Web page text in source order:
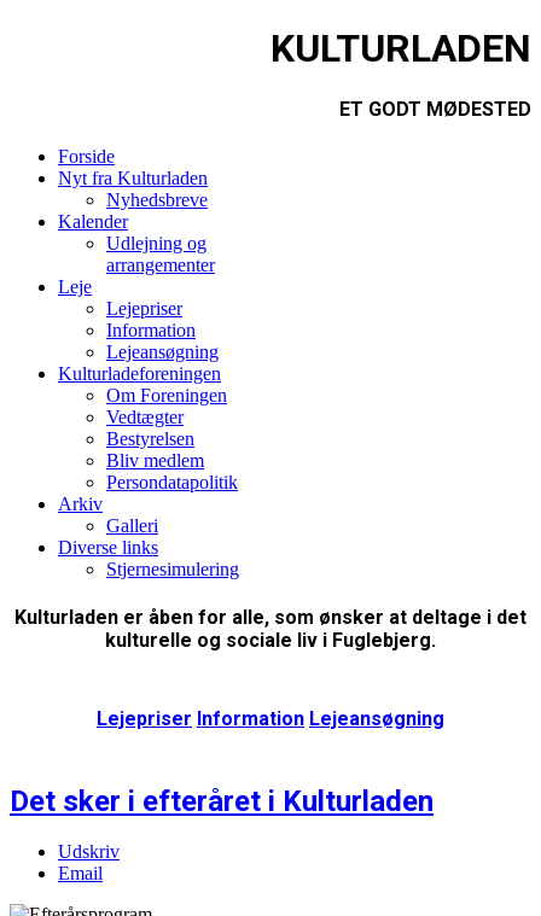
KULTURLADEN
ET GODT MØDESTED
Forside
Nyt fra Kulturladen
Nyhedsbreve
Kalender
Udlejning og
arrangementer
Leje
Lejepriser
Information
Lejeansøgning
Kulturladeforeningen
Om Foreningen
Vedtægter
Bestyrelsen
Bliv medlem
Persondatapolitik
Arkiv
Galleri
Diverse links
Stjernesimulering
Kulturladen er åben for alle, som ønsker at deltage i det
kulturelle og sociale liv i Fuglebjerg.
Lejepriser Information Lejeansøgning
Det sker i efteråret i Kulturladen
Udskriv
Email